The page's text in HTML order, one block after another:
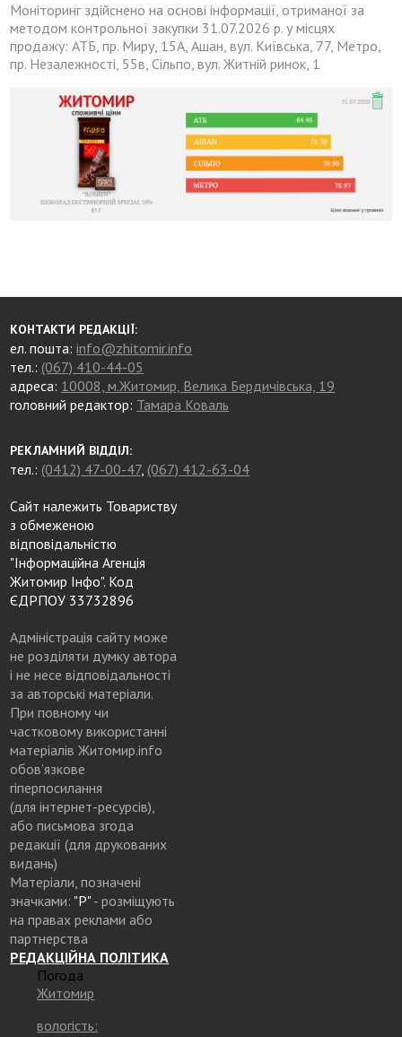
Моніторинг здійснено на основі інформації, отриманої за
методом контрольної закупки 31.07.2026 р. у місцях
продажу: АТБ, пр. Миру, 15А, Ашан, вул. Київська, 77, Метро,
пр. Незалежності, 55в, Сільпо, вул. Житній ринок, 1
КОНТАКТИ РЕДАКЦІЇ:
ел. пошта:info@zhitomir.info
тел.: (067) 410-44-05
адреса: 10008, м.Житомир, Велика Бердичівська, 19
головний редактор: Тамара Коваль
РЕКЛАМНИЙ ВІДДІЛ:
тел.: (0412) 47-00-47, (067) 412-63-04
Сайт належить Товариству
з обмеженою
відповідальністю
"Інформаційна Агенція
Житомир Інфо". Код
ЄДРПОУ 33732896
Адміністрація сайту може
не розділяти думку автора
і не несе відповідальності
за авторські матеріали.
При повному чи
частковому використанні
матеріалів Житомир.info
обов’язкове
гіперпосилання
(для інтернет-ресурсів),
або письмова згода
редакції (для друкованих
видань)
Матеріали, позначені
значками: "Р"- розміщують
на правах реклами або
партнерства
РЕДАКЦІЙНА ПОЛІТИКА
Погода
Житомир
вологість: